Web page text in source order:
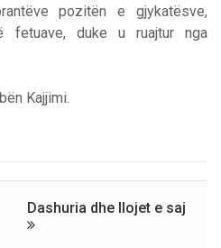
pozitën e gjykatësve,
fetuave, duke u ruajtur nga
Kajjimi.
Dashuria dhe llojet e saj